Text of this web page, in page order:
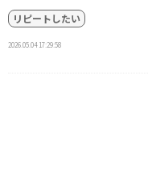
リピートしたい
2026.05.04 17:29:58